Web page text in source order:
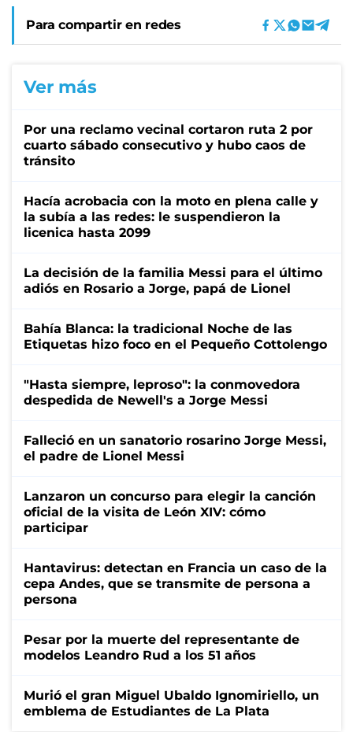
Para compartir en redes
Ver más
Por una reclamo vecinal cortaron ruta 2 por
cuarto sábado consecutivo y hubo caos de
tránsito
Hacía acrobacia con la moto en plena calle y
la subía a las redes: le suspendieron la
licenica hasta 2099
La decisión de la familia Messi para el último
adiós en Rosario a Jorge, papá de Lionel
Bahía Blanca: la tradicional Noche de las
Etiquetas hizo foco en el Pequeño Cottolengo
"Hasta siempre, leproso": la conmovedora
despedida de Newell's a Jorge Messi
Falleció en un sanatorio rosarino Jorge Messi,
el padre de Lionel Messi
Lanzaron un concurso para elegir la canción
oficial de la visita de León XIV: cómo
participar
Hantavirus: detectan en Francia un caso de la
cepa Andes, que se transmite de persona a
persona
Pesar por la muerte del representante de
modelos Leandro Rud a los 51 años
Murió el gran Miguel Ubaldo Ignomiriello, un
emblema de Estudiantes de La Plata